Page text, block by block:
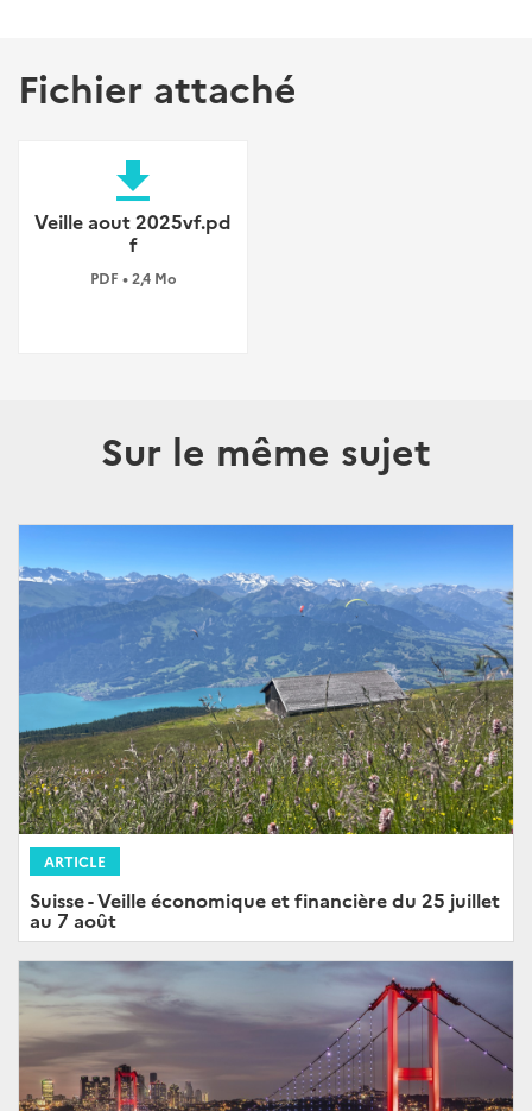
Fichier attaché
file_download
Veille aout 2025vf.pd
f
PDF • 2,4 Mo
Sur le même sujet
ARTICLE
Suisse - Veille économique et financière du 25 juillet
au 7 août